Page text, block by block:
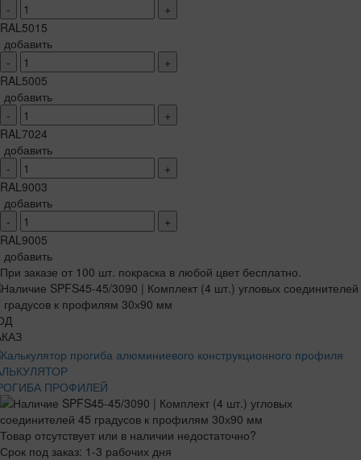
-
+
RAL5015
добавить
-
+
RAL5005
добавить
-
+
RAL7024
добавить
-
+
RAL9003
добавить
-
+
RAL9005
добавить
При заказе от 100 шт. покраска в любой цвет бесплатно.
ПРОФИЛЕЙ
Товар отсутствует или в наличии недостаточно?
Срок под заказ: 1-3 рабочих дня